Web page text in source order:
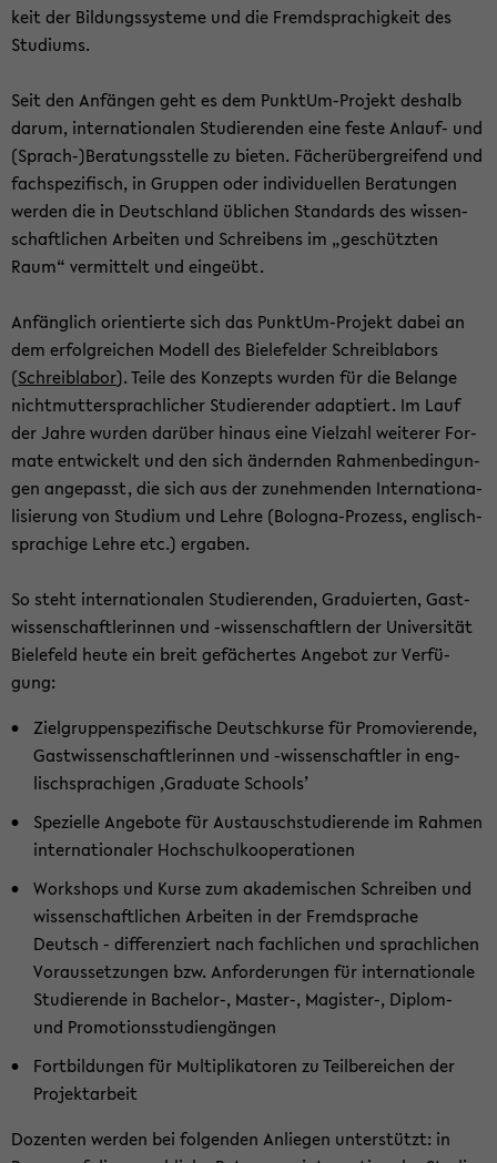
keit der Bil­dungs­sys­te­me und die Fremd­spra­chig­keit des
Stu­di­ums.
Seit den An­fän­gen geht es dem PunktUm-​Projekt des­halb
darum, in­ter­na­tio­na­len Stu­die­ren­den eine feste Anlauf-​ und
(Sprach-​)Be­ra­tungs­stel­le zu bie­ten. Fä­cher­über­grei­fend und
fach­spe­zi­fisch, in Grup­pen oder in­di­vi­du­el­len Be­ra­tun­gen
wer­den die in Deutsch­land üb­li­chen Stan­dards des wis­sen­
schaft­li­chen Ar­bei­ten und Schrei­bens im „ge­schütz­ten
Raum“ ver­mit­telt und ein­ge­übt.
An­fäng­lich ori­en­tier­te sich das PunktUm-​Projekt dabei an
dem er­folg­rei­chen Mo­dell des Bie­le­fel­der Schreib­la­bors
(Schreib­la­bor). Teile des Kon­zepts wur­den für die Be­lan­ge
nicht­mut­ter­sprach­li­cher Stu­die­ren­der ad­ap­tiert. Im Lauf
der Jahre wur­den dar­über hin­aus eine Viel­zahl wei­te­rer For­
ma­te ent­wi­ckelt und den sich än­dern­den Rah­men­be­din­gun­
gen an­ge­passt, die sich aus der zu­neh­men­den In­ter­na­tio­na­
li­sie­rung von Stu­di­um und Lehre (Bologna-​Prozess, eng­lisch­
spra­chi­ge Lehre etc.) er­ga­ben.
So steht in­ter­na­tio­na­len Stu­die­ren­den, Gra­du­ier­ten, Gast­
wis­sen­schaft­le­rin­nen und -​wissenschaftlern der Uni­ver­si­tät
Bie­le­feld heute ein breit ge­fä­cher­tes An­ge­bot zur Ver­fü­
gung:
Ziel­grup­pen­spe­zi­fi­sche Deutsch­kur­se für Pro­mo­vie­ren­de,
Gast­wis­sen­schaft­le­rin­nen und -​wissenschaftler in eng­
lisch­spra­chi­gen ‚Gra­dua­te Schools’
Spe­zi­el­le An­ge­bo­te für Aus­tausch­stu­die­ren­de im Rah­men
in­ter­na­tio­na­ler Hoch­schul­ko­ope­ra­tio­nen
Work­shops und Kurse zum aka­de­mi­schen Schrei­ben und
wis­sen­schaft­li­chen Ar­bei­ten in der Fremd­spra­che
Deutsch - dif­fe­ren­ziert nach fach­li­chen und sprach­li­chen
Vor­aus­set­zun­gen bzw. An­for­de­run­gen für in­ter­na­tio­na­le
Stu­die­ren­de in Bachelor-​, Master-​, Magister-​, Diplom-​
und Pro­mo­ti­ons­stu­di­en­gän­gen
Fort­bil­dun­gen für Mul­ti­pli­ka­to­ren zu Teil­be­rei­chen der
Pro­jekt­ar­beit
Do­zen­ten wer­den bei fol­gen­den An­lie­gen un­ter­stützt: in